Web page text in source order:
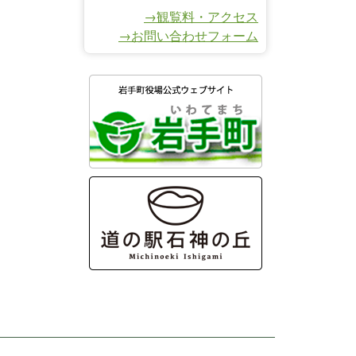
→観覧料・アクセス
→お問い合わせフォーム